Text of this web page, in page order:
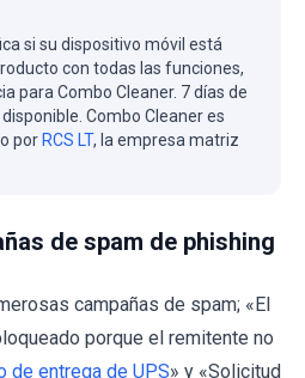
si su dispositivo móvil está
con todas las funciones,
para Combo Cleaner. 7 días de
Combo Cleaner es
por RCS LT, la empresa matriz
de spam de phishing
campañas de spam; «El
porque el remitente no
de entrega de UPS» y «Solicitud